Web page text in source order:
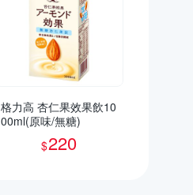
格力高 杏仁果效果飲10
00ml(原味/無糖)
$220